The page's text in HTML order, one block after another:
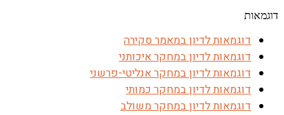
דוגמאות
דוגמאות לדיון במאמר סקירה
דוגמאות לדיון במחקר איכותני
דוגמאות לדיון במחקר אנליטי-פרשני
דוגמאות לדיון במחקר כמותי
דוגמאות לדיון במחקר משולב